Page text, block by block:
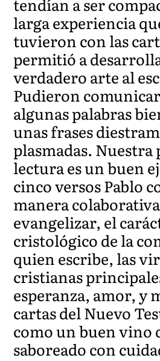
tendían a ser
larga experiencia
tuvieron con las
permitió a
verdadero arte al
Pudieron
algunas palabras
unas frases
plasmadas.
lectura es un buen
cinco versos Pablo
manera
evangelizar, el
cristológico de la
quien escribe, las
cristianas
esperanza, amor, y
cartas del Nuevo
como un buen vino
saboreado con